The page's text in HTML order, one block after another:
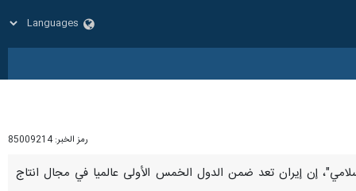
رمز الخبر: 85009214
اسلامي"، إن إيران تعد ضمن الدول الخمس الأولى عالميا في مجال انتاج